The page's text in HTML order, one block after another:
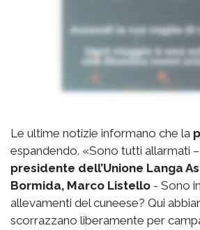
Le ultime notizie informano che la
espandendo. «Sono tutti allarmati
presidente dell’Unione Langa
Bormida, Marco Listello - Sono
allevamenti del cuneese? Qui
scorrazzano liberamente per